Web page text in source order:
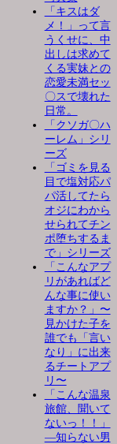
「キスはダ
メ！」って言
うくせに、中
出しは求めて
くる実妹との
恋愛未満セッ
〇スで壊れた
日常。
「クソガ〇ハ
ーレム」シリ
ーズ
「ゴミを見る
目で塩対応パ
パ活してたら
オジにわから
せられてチン
ポ堕ちするま
で」シリーズ
「こんなアプ
リがあればど
んな事に使い
ますか？」〜
見かけた子を
誰でも「言い
なり」に出来
るチートアプ
リ〜
「こんな温泉
旅館、聞いて
ないっ！！」
―知らない男